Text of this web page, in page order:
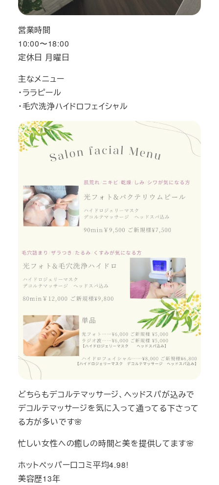
営業時間
10:00〜18:00
定休日 月曜日
主なメニュー
・ララピール
・毛穴洗浄ハイドロフェイシャル
どちらもデコルテマッサージ、ヘッドスパが込みで
デコルテマッサージを気に入って通ってる下さって
る方が多いです🌸
忙しい女性への癒しの時間と美を提供してます🌸
ホットペッパー口コミ平均4.98!
美容歴13年